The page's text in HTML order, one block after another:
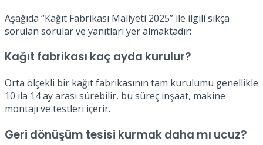
Aşağıda “Kağıt Fabrikası Maliyeti 2025” ile ilgili sıkça
sorulan sorular ve yanıtları yer almaktadır:
Kağıt fabrikası kaç ayda kurulur?
Orta ölçekli bir kağıt fabrikasının tam kurulumu genellikle
10 ila 14 ay arası sürebilir, bu süreç inşaat, makine
montajı ve testleri içerir.
Geri dönüşüm tesisi kurmak daha mı ucuz?